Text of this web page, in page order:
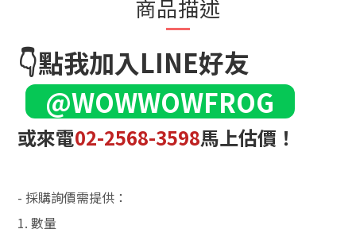
商品描述
👇點我加入LINE好友
@WOWWOWFROG
或來電02-2568-3598馬上估價！
- 採購詢價需提供：
1. 數量